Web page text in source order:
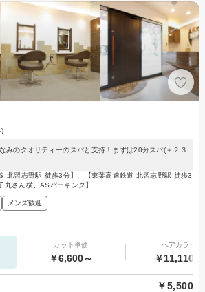
)
みのクオリティーのスパと支持！まずは20分スパ(＋２３
北習志野駅 徒歩3分】、【東葉高速鉄道 北習志野駅 徒歩3
さん横、ASパーキング】
メンズ歓迎
カット単価
￥6,600～
ヘアカラー
￥11,110～
￥5,500